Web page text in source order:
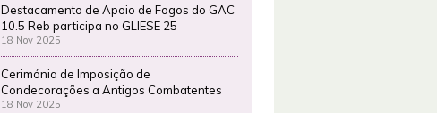
Destacamento de Apoio de Fogos do GAC
10.5 Reb participa no GLIESE 25
18 Nov 2025
Cerimónia de Imposição de
Condecorações a Antigos Combatentes
18 Nov 2025